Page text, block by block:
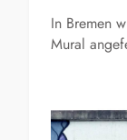
In Bremen
Mural